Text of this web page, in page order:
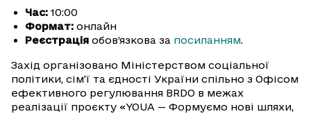
Час: 10:00
Формат: онлайн
Реєстрація обов’язкова за посиланням.
Захід організовано Міністерством соціальної
політики, сім’ї та єдності України спільно з Офісом
ефективного регулювання BRDO в межах
реалізації проєкту «YOUA — Формуємо нові шляхи,